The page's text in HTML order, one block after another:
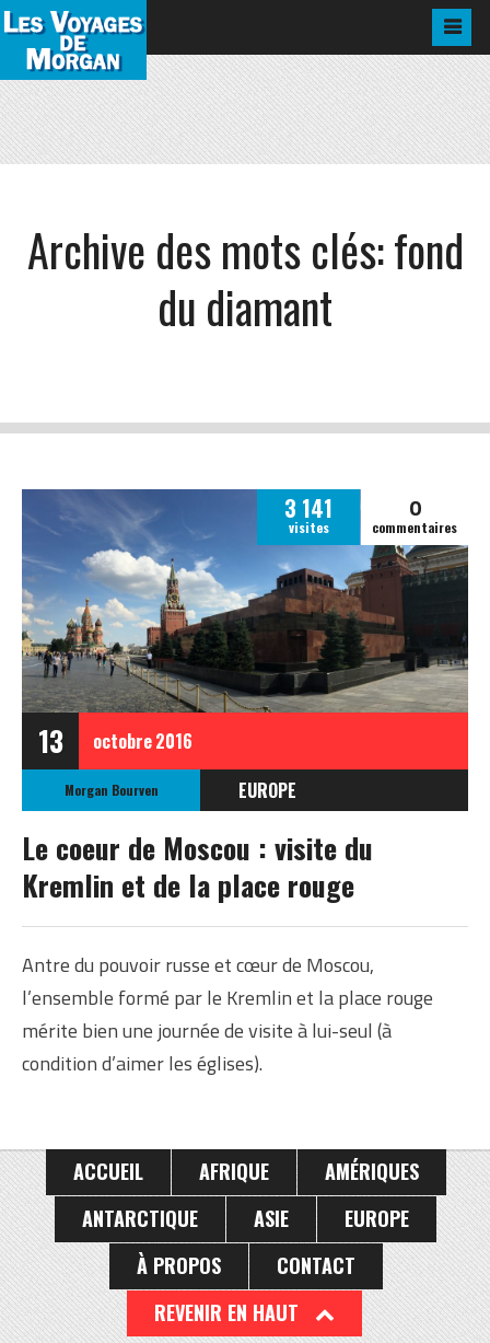
Archive des mots clés:fond
du diamant
13 octobre2016
3 141
visites
0
commentaires
Morgan Bourven
EUROPE
RUSSIE
Le coeur de Moscou : visite du
Kremlin et de la place rouge
Antre du pouvoir russe et cœur de Moscou,
l’ensemble formé par le Kremlin et la place rouge
mérite bien une journée de visite à lui-seul (à
condition d’aimer les églises).
ACCUEIL AFRIQUE
AMÉRIQUES
ANTARCTIQUE
ASIE
EUROPE
À PROPOS
CONTACT
REVENIR EN HAUT